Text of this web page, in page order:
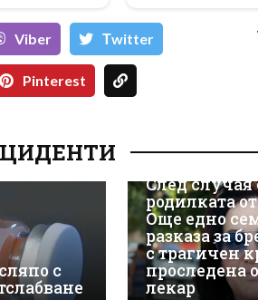
Viber Тwitter
Pinterest
с
След случая
родилката
Още едно
разказа за
с трагичен
проследена
лекар